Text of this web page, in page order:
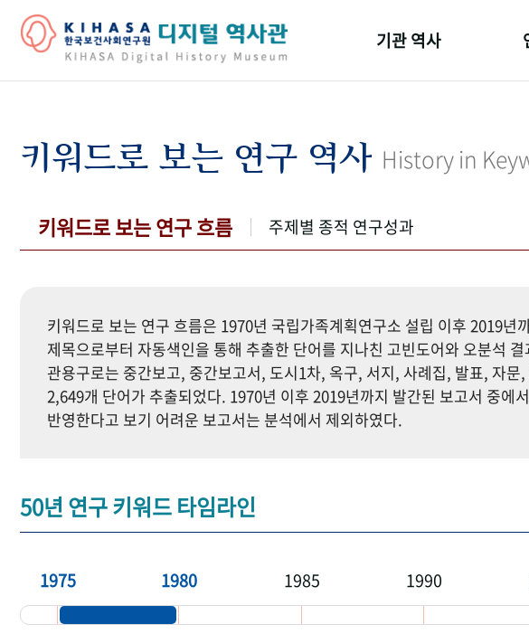
기관 역사
연구원 사람들
키워
키워드로 보는 연구 역사 History in
키워드로 보는 연구 흐름 주제별 종적 연구성과
키워드로 보는 연구 흐름은 1970년 국립가족계획연구소 설립 이후 2019
제목으로부터 자동색인을 통해 추출한 단어를 지나친 고빈도어와 오분석
관용구로는 중간보고, 중간보고서, 도시1차, 옥구, 서지, 사례집, 발표, 자
2,649개 단어가 추출되었다. 1970년 이후 2019년까지 발간된 보고서 중
반영한다고 보기 어려운 보고서는 분석에서 제외하였다.
50년 연구 키워드 타임라인
1975 1980 1985 1990